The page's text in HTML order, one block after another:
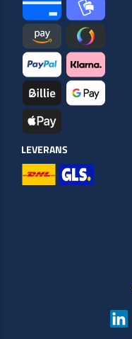
LEVERANS